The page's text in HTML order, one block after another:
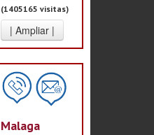
(1405165 visitas)
Malaga